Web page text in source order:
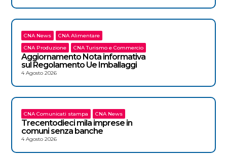
CNA News
CNA Alimentare
CNA Produzione
CNA Turismo e Commercio
Aggiornamento Nota informativa
sul Regolamento Ue Imballaggi
4 Agosto 2026
CNA Comunicati stampa CNA News
Trecentodieci mila imprese in
comuni senza banche
4 Agosto 2026